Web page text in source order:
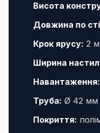
Висота
Довжина по
Крок ярусу: 2 м
Ширина
Навантаження:
Труба: Ø 42 мм
Покриття: